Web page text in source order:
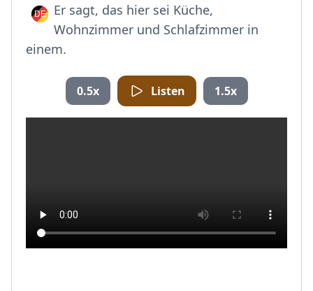
Er sagt, das hier sei Küche,
Wohnzimmer und Schlafzimmer in
einem.
0.5x Listen 1.5x